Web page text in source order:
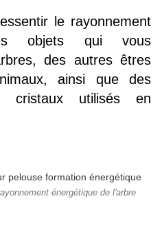
le rayonnement
objets qui vous
des autres êtres
ainsi que des
cristaux utilisés en
énergétique de l'arbre